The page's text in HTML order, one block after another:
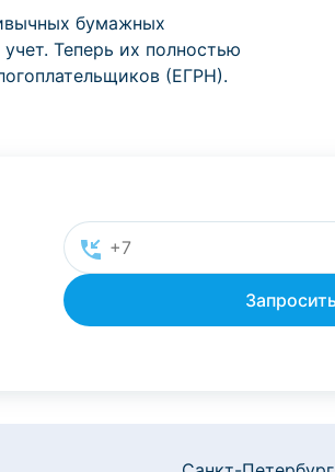
бумажных
Теперь их полностью
(ЕГРН).